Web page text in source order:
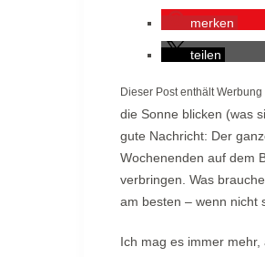
merken
teilen
Dieser Post enthält Werbung
die Sonne blicken (was
gute Nachricht: Der
Wochenenden auf dem
verbringen. Was
am besten – wenn nicht
Ich mag es immer